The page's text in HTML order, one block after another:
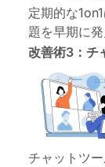
定期的な
題を早期に
改善術3：チ
チャットツ